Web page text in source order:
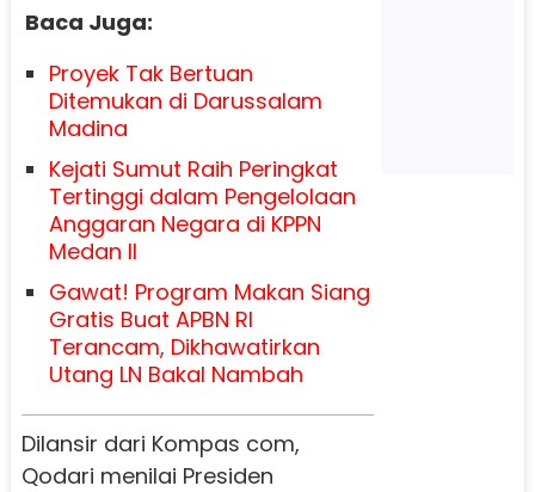
Baca Juga:
Proyek Tak Bertuan
Ditemukan di Darussalam
Madina
Kejati Sumut Raih Peringkat
Tertinggi dalam Pengelolaan
Anggaran Negara di KPPN
Medan II
Gawat! Program Makan Siang
Gratis Buat APBN RI
Terancam, Dikhawatirkan
Utang LN Bakal Nambah
Dilansir dari Kompas com,
Qodari menilai Presiden